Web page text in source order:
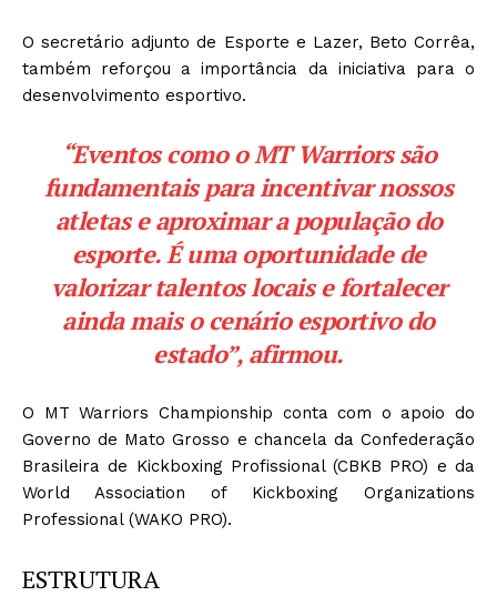
O secretário adjunto de Esporte e Lazer, Beto Corrêa,
também reforçou a importância da iniciativa para o
desenvolvimento esportivo.
“Eventos como o MT Warriors são
fundamentais para incentivar nossos
atletas e aproximar a população do
esporte. É uma oportunidade de
valorizar talentos locais e fortalecer
ainda mais o cenário esportivo do
estado”, afirmou.
O MT Warriors Championship conta com o apoio do
Governo de Mato Grosso e chancela da Confederação
Brasileira de Kickboxing Profissional (CBKB PRO) e da
World Association of Kickboxing Organizations
Professional (WAKO PRO).
ESTRUTURA